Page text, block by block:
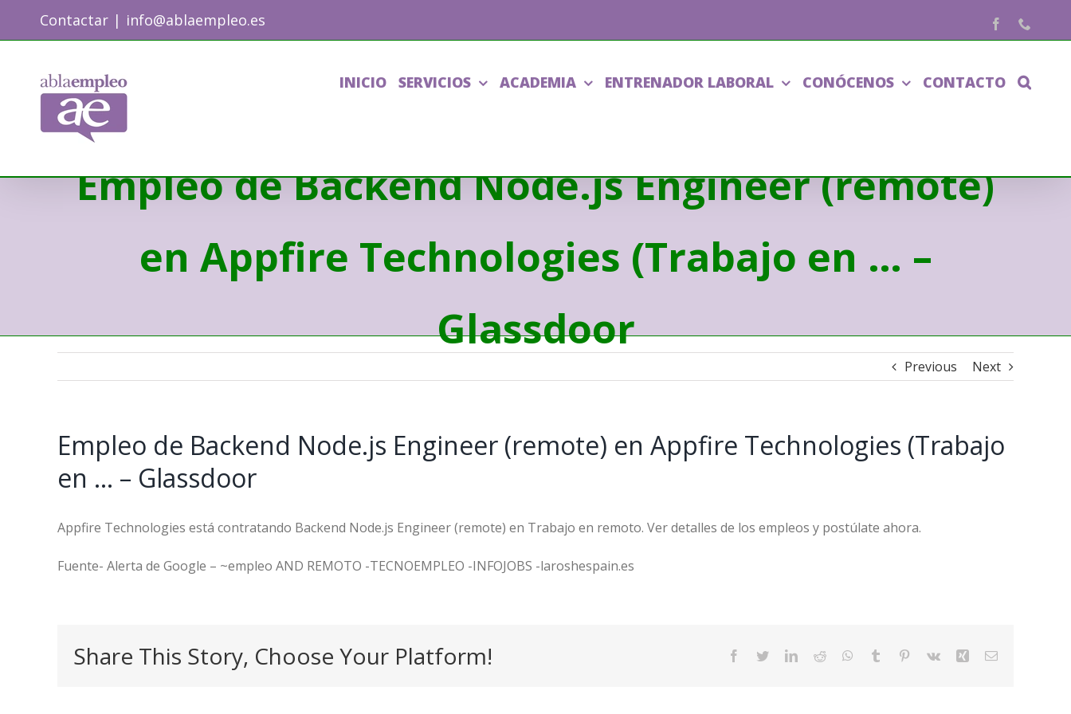
Contactar | info@ablaempleo.es Facebook
INICIO SERVICIOS ACADEMIA ENTRENADOR LABORAL CONÓCENOS CONTACTO
Empleo de Backend Node.js Engineer (remote)
en Appfire Technologies (Trabajo en … –
Glassdoor
Previous Next
Empleo de Backend Node.js Engineer (remote) en Appfire Technologies (Trabajo
en … – Glassdoor
Appfire Technologies está contratando Backend Node.js Engineer (remote) en Trabajo en remoto. Ver detalles de los empleos y postúlate ahora.
Fuente- Alerta de Google – ~empleo AND REMOTO -TECNOEMPLEO -INFOJOBS -laroshespain.es
Share This Story, Choose Your Platform! Facebook
TwitterLinkedIn
Reddit WhatsApp
Tumblr Pinterest
Vk Xing Email